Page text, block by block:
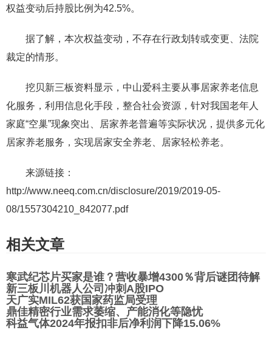
权益变动后持股比例为42.5%。
据了解，本次权益变动，不存在行政划转或变更、法院
裁定的情形。
挖贝新三板资料显示，中山爱科主要从事居家养老信息
化服务，利用信息化手段，整合社会资源，针对我国老年人
家庭“空巢”现象突出、居家养老普遍等实际状况，提供多元化
居家养老服务，实现居家安全养老、居家轻松养老。
来源链接：
http://www.neeq.com.cn/disclosure/2019/2019-05-
08/1557304210_842077.pdf
相关文章
寒武纪芯片买家是谁？营收暴增4300％背后谜团待解
新三板川机器人公司冲刺A股IPO
天广实MIL62获国家药监局受理
鼎佳精密行业需求萎缩、产能消化等隐忧
科益气体2024年报扣非后净利润下降15.06%